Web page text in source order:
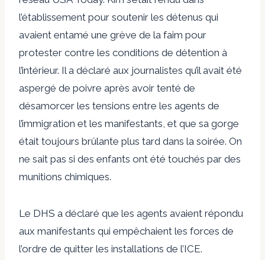
l’établissement pour soutenir les détenus qui
avaient entamé une grève de la faim pour
protester contre les conditions de détention à
l’intérieur. Il a déclaré aux journalistes qu’il avait été
aspergé de poivre après avoir tenté de
désamorcer les tensions entre les agents de
l’immigration et les manifestants, et que sa gorge
était toujours brûlante plus tard dans la soirée. On
ne sait pas si des enfants ont été touchés par des
munitions chimiques.
Le DHS a déclaré que les agents avaient répondu
aux manifestants qui empêchaient les forces de
l’ordre de quitter les installations de l’ICE.